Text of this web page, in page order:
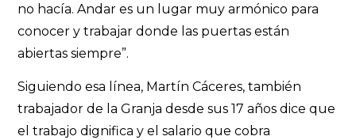
no hacía. Andar es un lugar muy armónico para
conocer y trabajar donde las puertas están
abiertas siempre”.
Siguiendo esa línea, Martín Cáceres, también
trabajador de la Granja desde sus 17 años dice que
el trabajo dignifica y el salario que cobra